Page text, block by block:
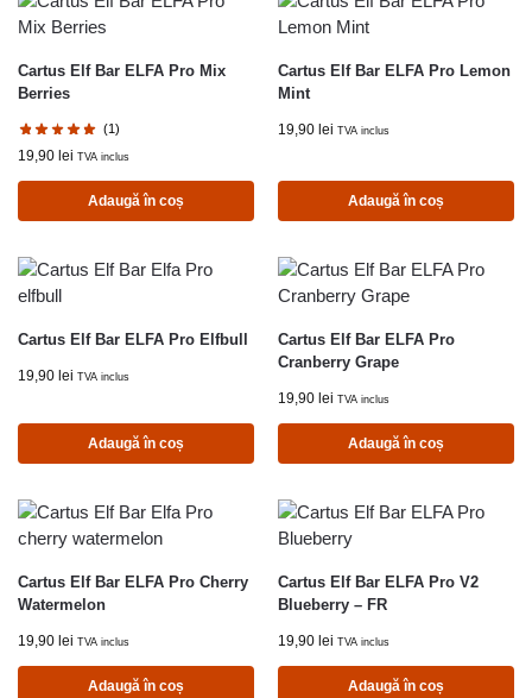
Cartus Elf Bar ELFA Pro Mix
Berries
(1)
19,90 lei TVA inclus
Adaugă în coș
Cartus Elf Bar ELFA Pro Lemon
Mint
19,90 lei TVA inclus
Adaugă în coș
Cartus Elf Bar ELFA Pro Elfbull
19,90 lei TVA inclus
Adaugă în coș
Cartus Elf Bar ELFA Pro
Cranberry Grape
19,90 lei TVA inclus
Adaugă în coș
Cartus Elf Bar ELFA Pro Cherry
Watermelon
19,90 lei TVA inclus
Adaugă în coș
Cartus Elf Bar ELFA Pro V2
Blueberry – FR
19,90 lei TVA inclus
Adaugă în coș